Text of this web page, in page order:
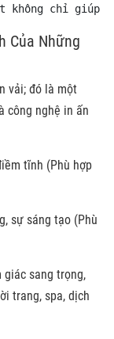
chỉ giúp
Của Những
vải; đó là một
công nghệ in ấn
tĩnh (Phù hợp
sự sáng tạo (Phù
giác sang trọng,
trang, spa, dịch